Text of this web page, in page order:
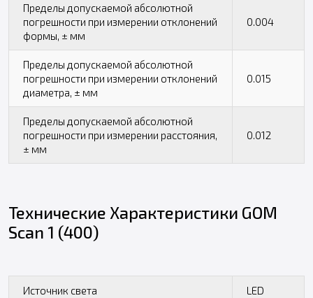
Пределы допускаемой абсолютной
погрешности при измерении отклонений
формы, ± мм
0.004
Пределы допускаемой абсолютной
погрешности при измерении отклонений
диаметра, ± мм
0.015
Пределы допускаемой абсолютной
погрешности при измерении расстояния,
± мм
0.012
Технические Характеристики GOM
Scan 1 (400)
Источник света LED